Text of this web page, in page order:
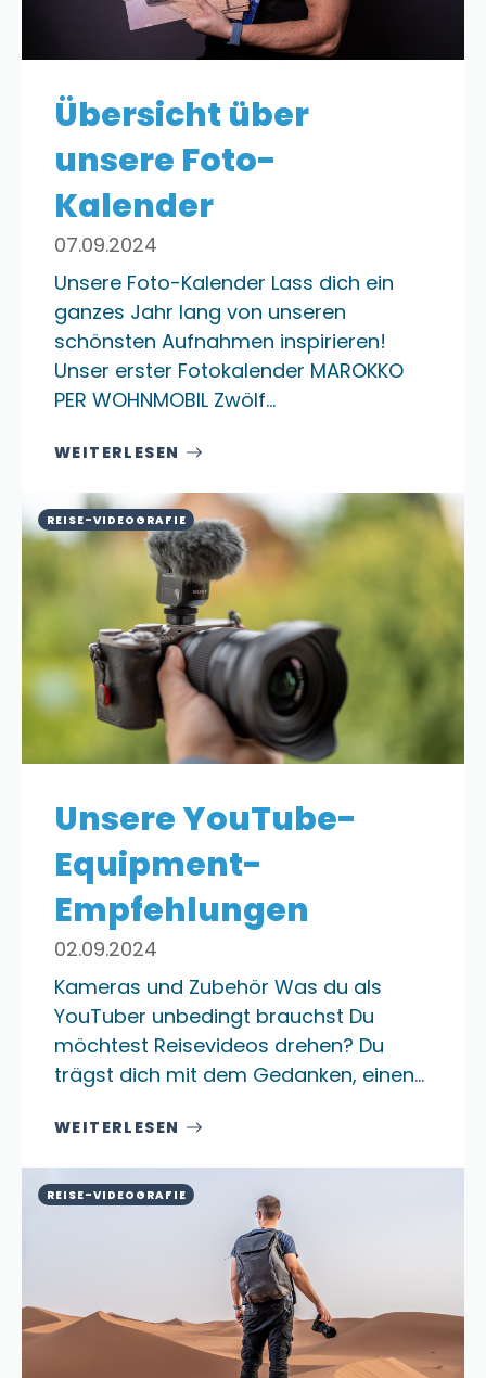
Übersicht über
unsere Foto-
Kalender
07.09.2024
Unsere Foto-Kalender Lass dich ein
ganzes Jahr lang von unseren
schönsten Aufnahmen inspirieren!
Unser erster Fotokalender MAROKKO
PER WOHNMOBIL Zwölf…
WEITERLESEN
REISE-VIDEOGRAFIE
Unsere YouTube-
Equipment-
Empfehlungen
02.09.2024
Kameras und Zubehör Was du als
YouTuber unbedingt brauchst Du
möchtest Reisevideos drehen? Du
trägst dich mit dem Gedanken, einen…
WEITERLESEN
REISE-VIDEOGRAFIE